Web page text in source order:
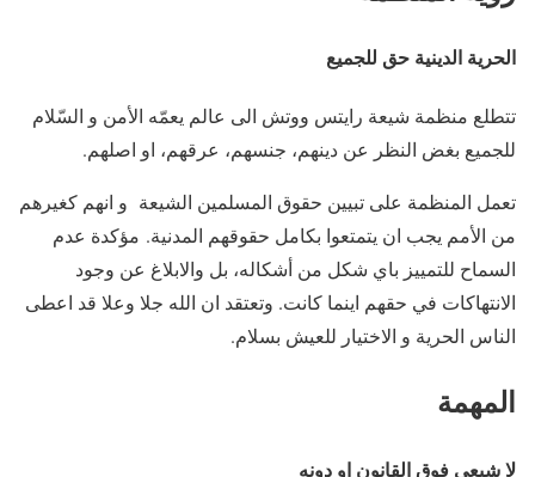
الحرية الدينية حق للجميع
تتطلع منظمة شيعة رايتس ووتش الى عالم يعمّه الأمن و السّلام
للجميع بغض النظر عن دينهم، جنسهم، عرقهم، او اصلهم.
تعمل المنظمة على تبيين حقوق المسلمين الشيعة و انهم كغيرهم
من الأمم يجب ان يتمتعوا بكامل حقوقهم المدنية. مؤكدة عدم
السماح للتمييز باي شكل من أشكاله، بل والابلاغ عن وجود
الانتهاكات في حقهم اينما كانت. وتعتقد ان الله جلا وعلا قد اعطى
الناس الحرية و الاختيار للعيش بسلام.
المهمة
لا شيعي فوق القانون او دونه